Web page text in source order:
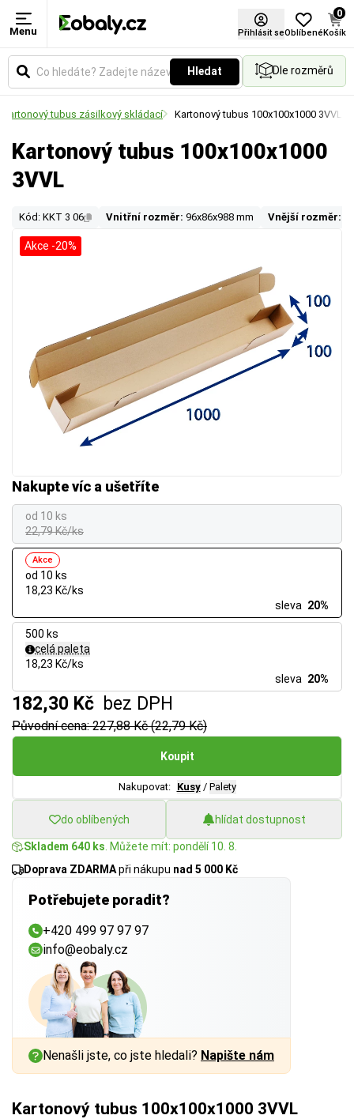
Menu Přihlásit seOblíbené
0
Košík
Hledat Dle rozměrů
Kartonový tubus zásilkový skládací Kartonový tubus 100x100x1000 3VVL
Kartonový tubus 100x100x1000
3VVL
Kód: KKT 3 06 Vnitřní rozměr: 96x86x988 mm Vnější rozměr:
Nakupte víc a ušetříte
od 10 ks
22,79 Kč/ks
od 10 ks
Akce
18,23 Kč/ks
sleva 20%
500 ks
celá paleta
18,23 Kč/ks
sleva 20%
182,30 Kč bez DPH
Původní cena: 227,88 Kč (22,79 Kč)
Koupit
Nakupovat: Kusy / Palety
do oblíbených hlídat dostupnost
Skladem 640 ks . Můžete mít: pondělí 10. 8.
Doprava ZDARMApři nákupu nad 5 000 Kč
Potřebujete poradit?
+420 499 97 97 97
info@eobaly.cz
Nenašli jste, co jste hledali? Napište nám
Akce -20%
Kartonový tubus 100x100x1000 3VVL